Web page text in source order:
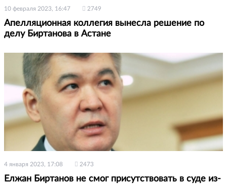
10 февраля 2023, 16:47 2749
Апелляционная коллегия вынесла решение по
делу Биртанова в Астане
4 января 2023, 17:08 2473
Елжан Биртанов не смог присутствовать в суде из-